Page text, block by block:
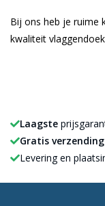
Bij ons heb je ruime
kwaliteit
Laagste
Gratis verzending
Levering en